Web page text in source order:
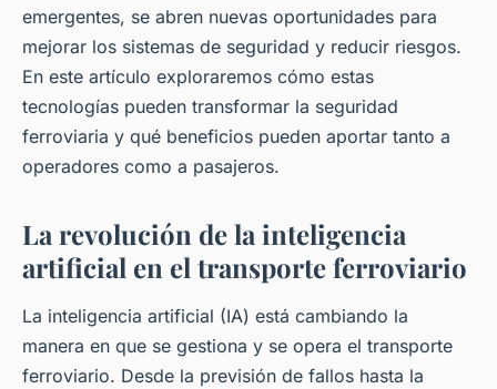
emergentes, se abren nuevas oportunidades para
mejorar los sistemas de seguridad y reducir riesgos.
En este artículo exploraremos cómo estas
tecnologías pueden transformar la seguridad
ferroviaria y qué beneficios pueden aportar tanto a
operadores como a pasajeros.
La revolución de la inteligencia
artificial en el transporte ferroviario
La inteligencia artificial (IA) está cambiando la
manera en que se gestiona y se opera el transporte
ferroviario. Desde la previsión de fallos hasta la